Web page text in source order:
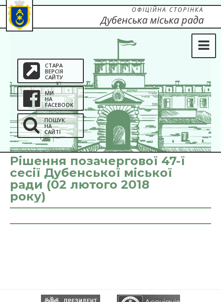
СТАРА
ВЕРСІЯ
САЙТУ
МИ
НА
FACEBOOK
ПОШУК
НА
САЙТІ
ОФІЦІЙНА СТОРІНКА
Дубенська міська рада
Рішення позачергової 47-ї
сесії Дубенської міської
ради (02 лютого 2018
року)